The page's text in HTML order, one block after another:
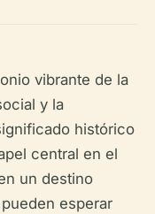
vibrante de la
y la
histórico
central en el
un destino
esperar